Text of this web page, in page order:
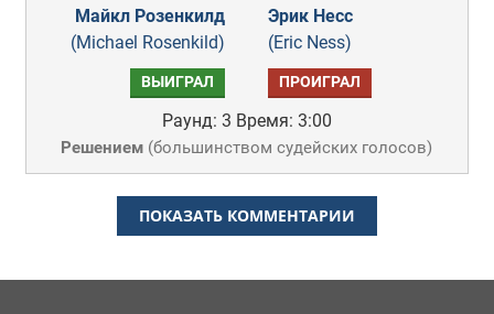
Майкл Розенкилд
(Michael Rosenkild)
Эрик Несс
(Eric Ness)
ВЫИГРАЛ ПРОИГРАЛ
Раунд: 3 Время: 3:00
Решением (большинством судейских голосов)
ПОКАЗАТЬ КОММЕНТАРИИ